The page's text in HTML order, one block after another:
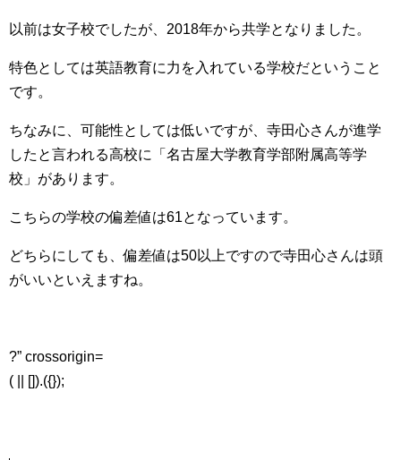
以前は女子校でしたが、2018年から共学となりました。
特色としては英語教育に力を入れている学校だということ
です。
ちなみに、可能性としては低いですが、寺田心さんが進学
したと言われる高校に「名古屋大学教育学部附属高等学
校」があります。
こちらの学校の偏差値は61となっています。
どちらにしても、偏差値は50以上ですので寺田心さんは頭
がいいといえますね。
?” crossorigin=
( || []).({});